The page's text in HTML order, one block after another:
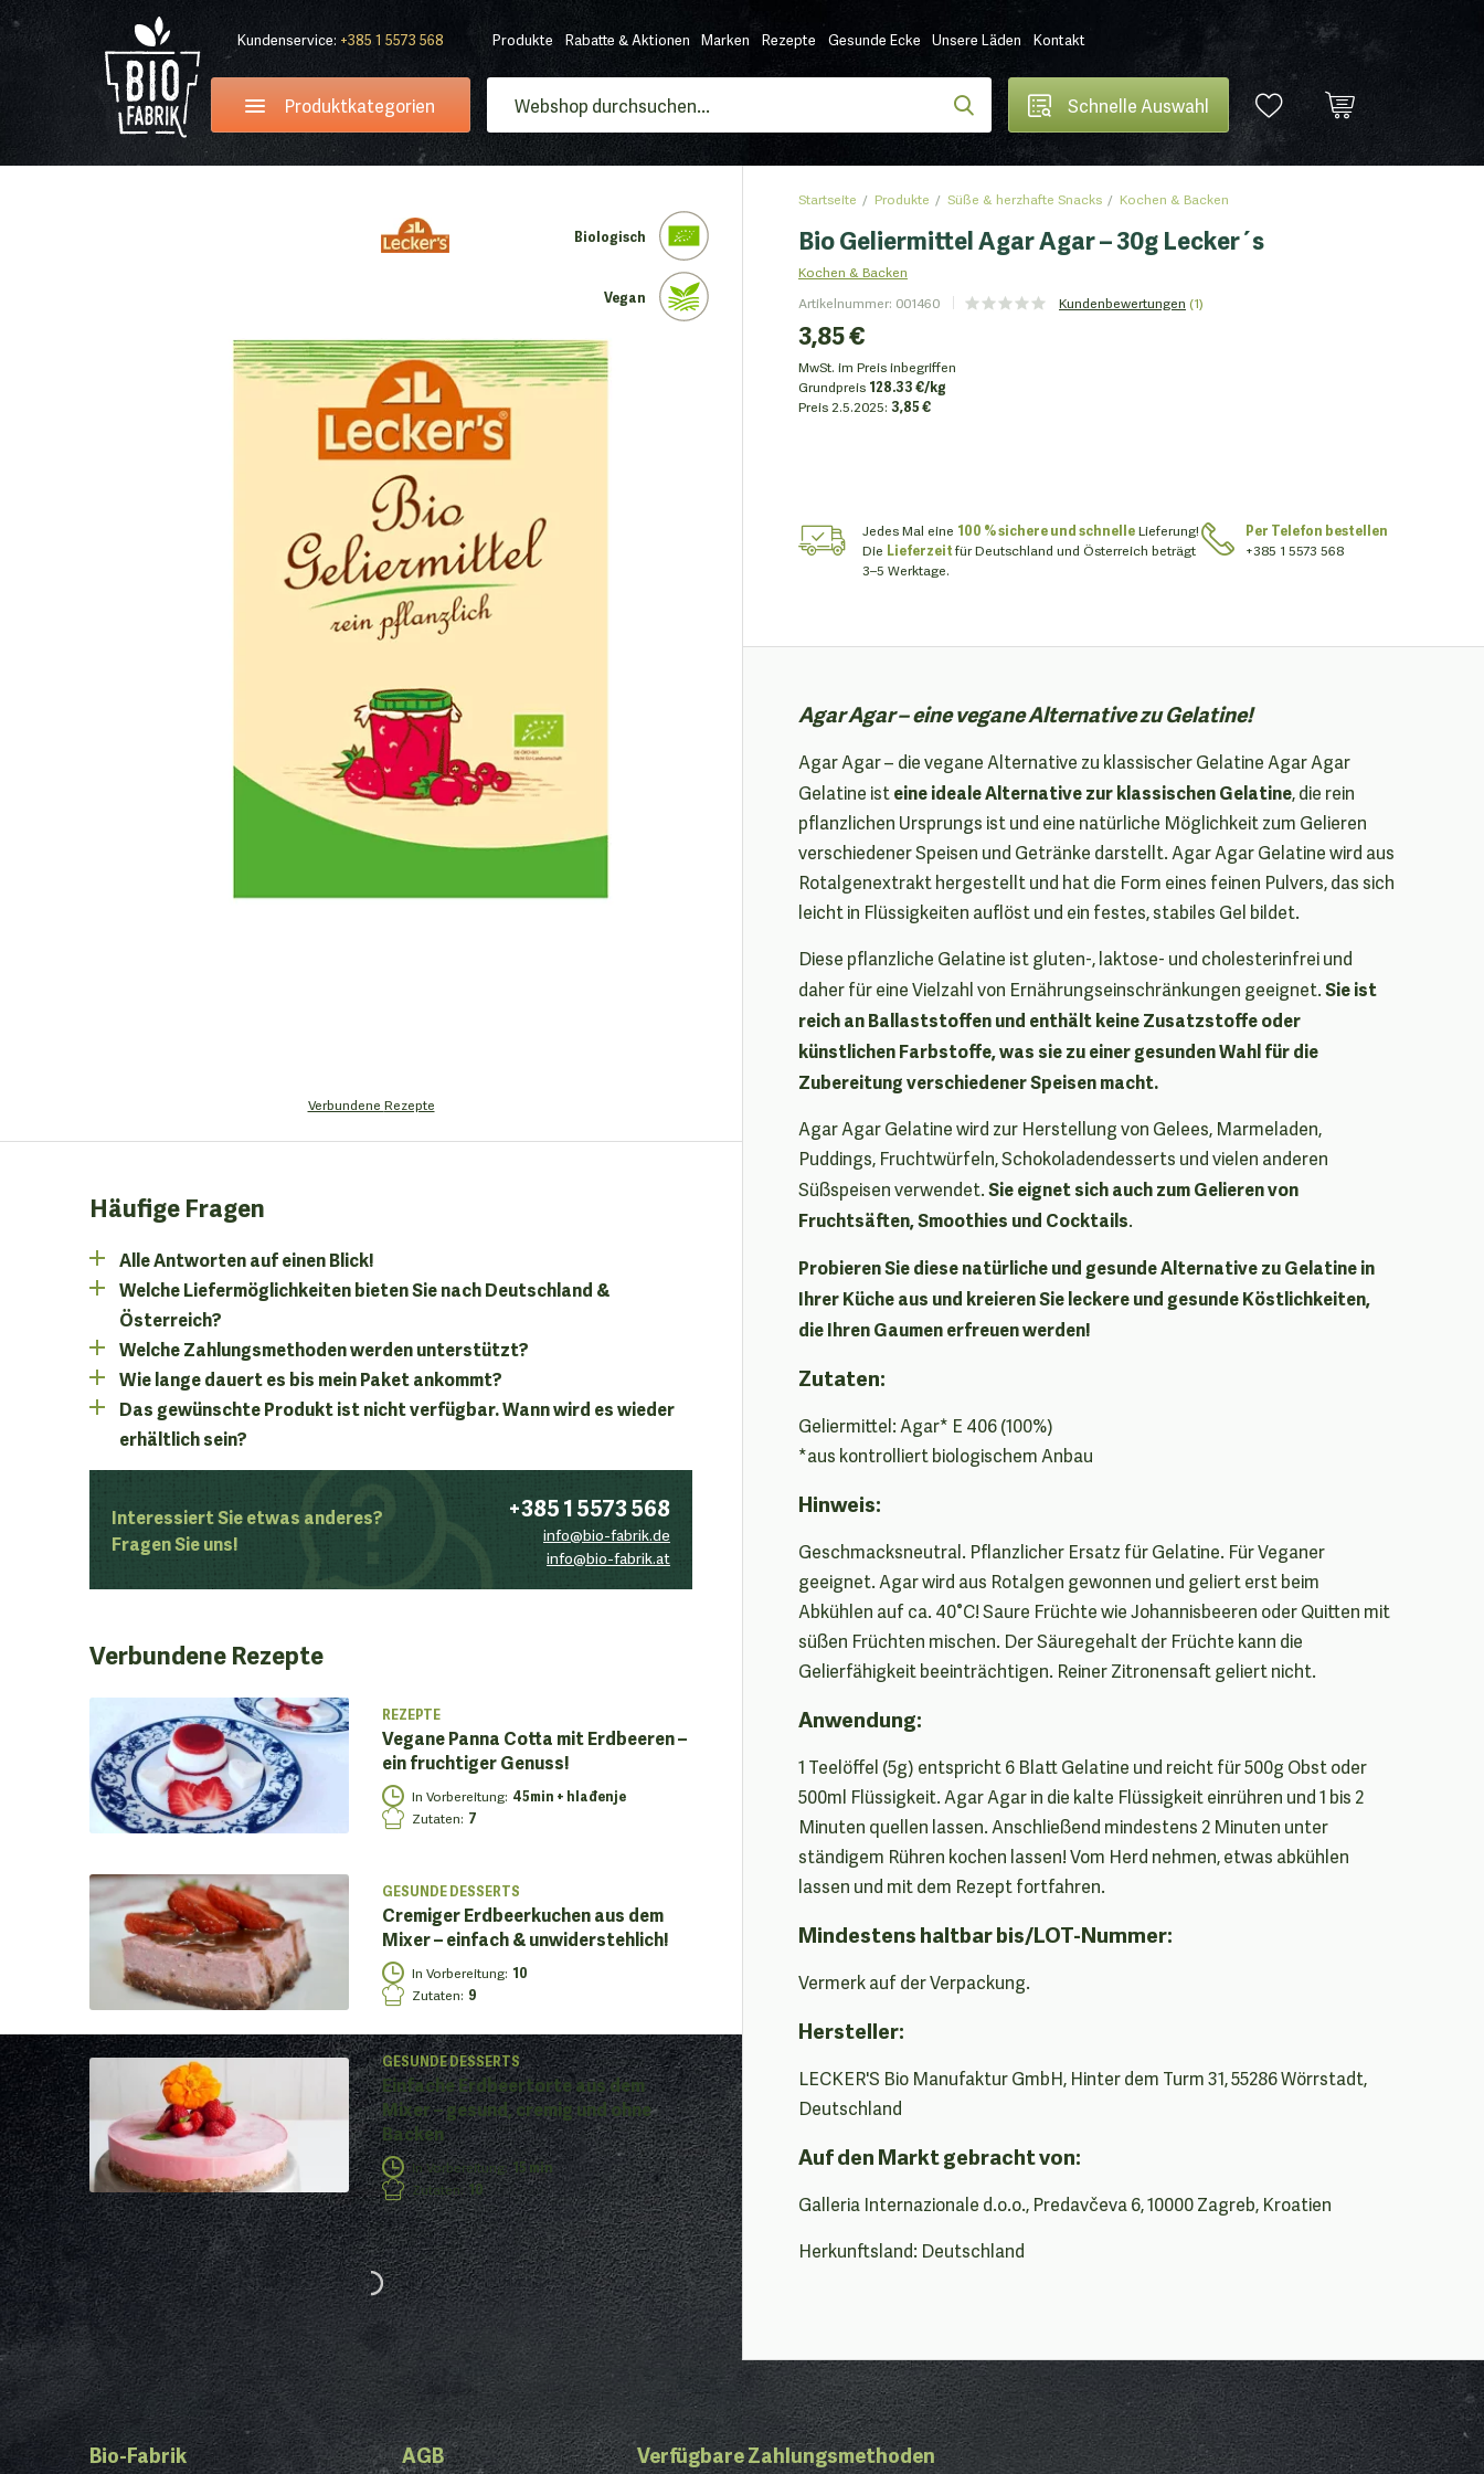
Kundenservice: +385 1 5573 568
Produktkategorien
Produkte Rabatte & Aktionen Marken Rezepte Gesunde Ecke Unsere Läden Kontakt
Schnelle Auswahl
Biologisch
Vegan
Verbundene Rezepte
Häufige Fragen
Alle Antworten auf einen Blick!
Welche Liefermöglichkeiten bieten Sie nach Deutschland &
Österreich?
Welche Zahlungsmethoden werden unterstützt?
Wie lange dauert es bis mein Paket ankommt?
Das gewünschte Produkt ist nicht verfügbar. Wann wird es wieder
erhältlich sein?
Interessiert Sie etwas anderes?
Fragen Sie uns!
+385 1 5573 568
info@bio-fabrik.de
info@bio-fabrik.at
VerbundeneRezepte
REZEPTE
Vegane Panna Cotta mit Erdbeeren –
ein fruchtiger Genuss!
In Vorbereitung: 45min + hlađenje
Zutaten: 7
GESUNDE DESSERTS
Cremiger Erdbeerkuchen aus dem
Mixer – einfach & unwiderstehlich!
In Vorbereitung: 10
Zutaten: 9
GESUNDE DESSERTS
Einfache Erdbeertorte aus dem
Mixer – gesund, cremig und ohne
Backen
In Vorbereitung: 15 min
Zutaten: 10
Startseite Produkte Süße & herzhafte Snacks Kochen & Backen
Bio Geliermittel Agar Agar – 30g Lecker´s
Kochen & Backen
Artikelnummer: 001460 Kundenbewertungen (1)
3,85 €
MwSt. im Preis inbegriffen
Grundpreis 128.33 €/kg
Preis 2.5.2025: 3,85 €
Jedes Mal eine 100 % sichere und schnelleLieferung!
Die Lieferzeitfür Deutschland und Österreich beträgt
3–5 Werktage.
Per Telefon bestellen
+385 1 5573 568
Agar Agar – eine vegane Alternative zu Gelatine!
Agar Agar – die vegane Alternative zu klassischer Gelatine Agar Agar
Gelatine isteine ideale Alternative zur klassischen Gelatine, die rein
pflanzlichen Ursprungs ist und eine natürliche Möglichkeit zum Gelieren
verschiedener Speisen und Getränke darstellt. Agar Agar Gelatine wird aus
Rotalgenextrakt hergestellt und hat die Form eines feinen Pulvers, das sich
leicht in Flüssigkeiten auflöst und ein festes, stabiles Gel bildet.
Diese pflanzliche Gelatine ist gluten-, laktose- und cholesterinfrei und
daher für eine Vielzahl von Ernährungseinschränkungen geeignet.Sie ist
reich an Ballaststoffen und enthält keine Zusatzstoffe oder
künstlichen Farbstoffe, was sie zu einer gesunden Wahl für die
Zubereitung verschiedener Speisen macht.
Agar Agar Gelatine wird zur Herstellung von Gelees, Marmeladen,
Puddings, Fruchtwürfeln, Schokoladendesserts und vielen anderen
Süßspeisen verwendet.Sie eignet sich auch zum Gelieren von
Fruchtsäften, Smoothies und Cocktails.
Probieren Sie diese natürliche und gesunde Alternative zu Gelatine in
Ihrer Küche aus und kreieren Sie leckere und gesunde Köstlichkeiten,
die Ihren Gaumen erfreuen werden!
Zutaten:
Geliermittel: Agar* E 406 (100%)
*aus kontrolliert biologischem Anbau
Hinweis:
Geschmacksneutral. Pflanzlicher Ersatz für Gelatine. Für Veganer
geeignet. Agar wird aus Rotalgen gewonnen und geliert erst beim
Abkühlen auf ca. 40°C! Saure Früchte wie Johannisbeeren oder Quitten mit
süßen Früchten mischen. Der Säuregehalt der Früchte kann die
Gelierfähigkeit beeinträchtigen. Reiner Zitronensaft geliert nicht.
Anwendung:
1 Teelöffel (5g) entspricht 6 Blatt Gelatine und reicht für 500g Obst oder
500ml Flüssigkeit. Agar Agar in die kalte Flüssigkeit einrühren und 1 bis 2
Minuten quellen lassen. Anschließend mindestens 2 Minuten unter
ständigem Rühren kochen lassen! Vom Herd nehmen, etwas abkühlen
lassen und mit dem Rezept fortfahren.
Mindestens haltbar bis/LOT-Nummer:
Vermerk auf der Verpackung.
Hersteller:
LECKER'S Bio Manufaktur GmbH, Hinter dem Turm 31, 55286 Wörrstadt,
Deutschland
Auf den Markt gebracht von:
Galleria Internazionale d.o.o., Predavčeva 6, 10000 Zagreb, Kroatien
Herkunftsland: Deutschland
Bio-Fabrik AGB Verfügbare Zahlungsmethoden